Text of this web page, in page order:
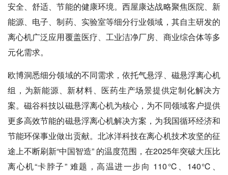
安全、舒适、节能的健康环境。西屋康达战略聚焦医院、新
能源、电子、制药、实验室等细分行业领域，其自主研发的
离心机广泛应用覆盖医疗、工业洁净厂房、商业综合体等多
元化需求。
欧博洞悉细分领域的不同需求，依托气悬浮、磁悬浮离心机
组，为新能源、新材料、医药生产场景提供定制化解决方
案。磁谷科技以磁悬浮离心机为核心，为不同领域客户提供
更多高效节能的磁悬浮离心机解决方案，为我国循环经济和
节能环保事业做出贡献。北冰洋科技在离心机技术攻坚的征
途上不断刷新“中国智造” 的温度范围，在2025年突破大压比
离心机“卡脖子” 难题，高温进一步向 110℃、140℃、